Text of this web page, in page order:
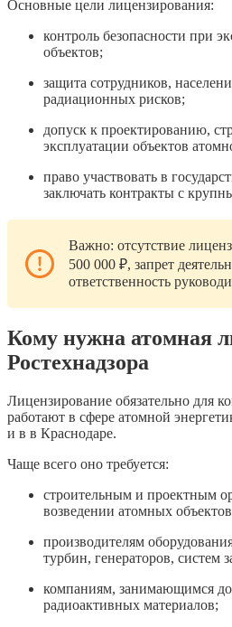
Основные цели лицензирования:
контроль безопасности при
объектов;
защита сотрудников,
радиационных рисков;
допуск к проектированию,
эксплуатации объектов
право участвовать в
заключать контракты с
Важно: отсутствие
500 000 ₽, запрет
ответственность
Кому нужна атомная
Ростехнадзора
Лицензирование обязательно для
работают в сфере атомной
и в в Краснодаре.
Чаще всего оно требуется:
строительным и проектным
возведении атомных
производителям
турбин, генераторов, систем
компаниям, занимающимся
радиоактивных материалов;